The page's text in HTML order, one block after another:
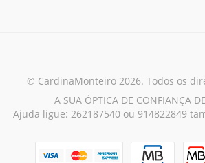
© CardinaMonteiro 2026. Todos os
A SUA ÓPTICA DE CONFIANÇA
Ajuda ligue: 262187540 ou 914822849